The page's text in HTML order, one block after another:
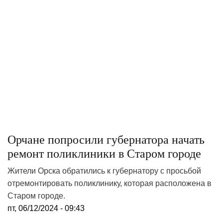
Орчане попросили губернатора начать
ремонт поликлиники в Старом городе
Жители Орска обратились к губернатору с просьбой
отремонтировать поликлинику, которая расположена в
Старом городе.
пт, 06/12/2024 - 09:43